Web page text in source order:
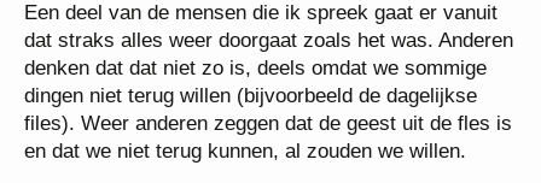
Een deel van de mensen die ik spreek gaat er vanuit
dat straks alles weer doorgaat zoals het was. Anderen
denken dat dat niet zo is, deels omdat we sommige
dingen niet terug willen (bijvoorbeeld de dagelijkse
files). Weer anderen zeggen dat de geest uit de fles is
en dat we niet terug kunnen, al zouden we willen.